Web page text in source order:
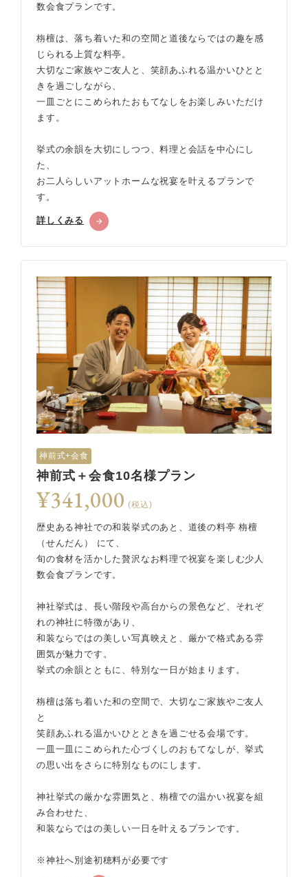
数会食プランです。
栴檀は、落ち着いた和の空間と道後ならではの趣を感
じられる上質な料亭。
大切なご家族やご友人と、笑顔あふれる温かいひとと
きを過ごしながら、
一皿ごとにこめられたおもてなしをお楽しみいただけ
ます。
挙式の余韻を大切にしつつ、料理と会話を中心にし
た、
お二人らしいアットホームな祝宴を叶えるプランで
す。
詳しくみる
神前式+会食
神前式＋会食10名様プラン
¥341,000 (税込)
歴史ある神社での和装挙式のあと、道後の料亭 栴檀
（せんだん） にて、
旬の食材を活かした贅沢なお料理で祝宴を楽しむ少人
数会食プランです。
神社挙式は、長い階段や高台からの景色など、それぞ
れの神社に特徴があり、
和装ならではの美しい写真映えと、厳かで格式ある雰
囲気が魅力です。
挙式の余韻とともに、特別な一日が始まります。
栴檀は落ち着いた和の空間で、大切なご家族やご友人
と
笑顔あふれる温かいひとときを過ごせる会場です。
一皿一皿にこめられた心づくしのおもてなしが、挙式
の思い出をさらに特別なものにします。
神社挙式の厳かな雰囲気と、栴檀での温かい祝宴を組
み合わせた、
和装ならではの美しい一日を叶えるプランです。
※神社へ別途初穂料が必要です